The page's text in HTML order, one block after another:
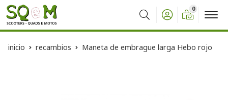
Buscar
0
inicio recambios Maneta de embrague larga Hebo rojo